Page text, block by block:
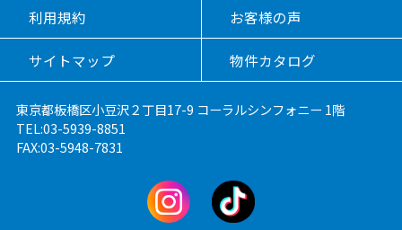
利用規約 お客様の声
サイトマップ 物件カタログ
東京都板橋区小豆沢２丁目17-9 コーラルシンフォニー 1階
TEL:03-5939-8851
FAX:03-5948-7831